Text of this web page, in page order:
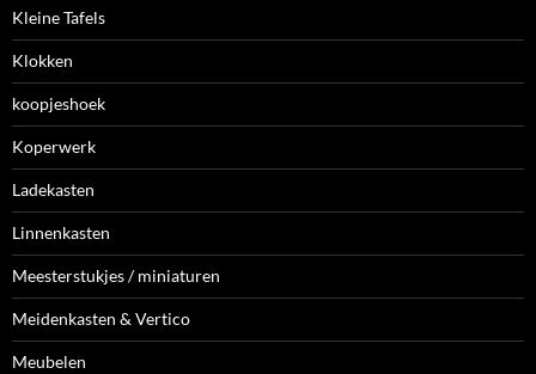
Kleine Tafels
Klokken
koopjeshoek
Koperwerk
Ladekasten
Linnenkasten
Meesterstukjes / miniaturen
Meidenkasten & Vertico
Meubelen